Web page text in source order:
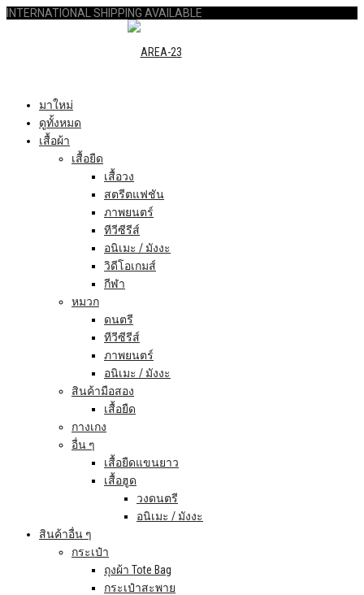
INTERNATIONAL SHIPPING AVAILABLE
มาใหม่
ดูทั้งหมด
เสื้อผ้า
เสื้อยืด
เสื้อวง
สตรีตแฟชัน
ภาพยนตร์
ทีวีซีรีส์
อนิเมะ / มังงะ
วิดีโอเกมส์
กีฬา
หมวก
ดนตรี
ทีวีซีรีส์
ภาพยนตร์
อนิเมะ / มังงะ
สินค้ามือสอง
เสื้อยืด
กางเกง
อื่น ๆ
เสื้อยืดแขนยาว
เสื้อฮูด
วงดนตรี
อนิเมะ / มังงะ
สินค้าอื่น ๆ
กระเป๋า
ถุงผ้า Tote Bag
กระเป๋าสะพาย